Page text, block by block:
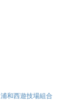
浦和西遊技場組合